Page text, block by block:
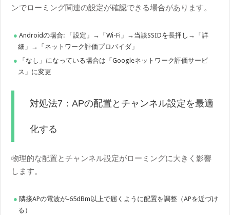
ンでローミング関連の設定が確認できる場合があります。
Androidの場合: 「設定」→「Wi-Fi」→当該SSIDを長押し→「詳
細」→「ネットワーク評価プロバイダ」
「なし」になっている場合は「Googleネットワーク評価サービ
ス」に変更
対処法7：APの配置とチャンネル設定を最適
化する
物理的な配置とチャンネル設定がローミングに大きく影響
します。
隣接APの電波が-65dBm以上で届くように配置を調整（APを近づけ
る）